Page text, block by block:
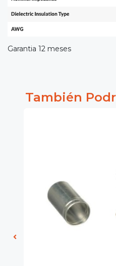
Garantia 12 meses
También